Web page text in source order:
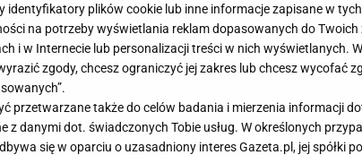
identyfikatory plików cookie lub inne informacje zapisane w
na potrzeby wyświetlania reklam dopasowanych do
i w Internecie lub personalizacji treści w nich wyświetlanych.
zgody, chcesz ograniczyć jej zakres lub chcesz wycofać
przetwarzane także do celów badania i mierzenia informacji
z danymi dot. świadczonych Tobie usług. W określonych
się w oparciu o uzasadniony interes Gazeta.pl, jej spółki